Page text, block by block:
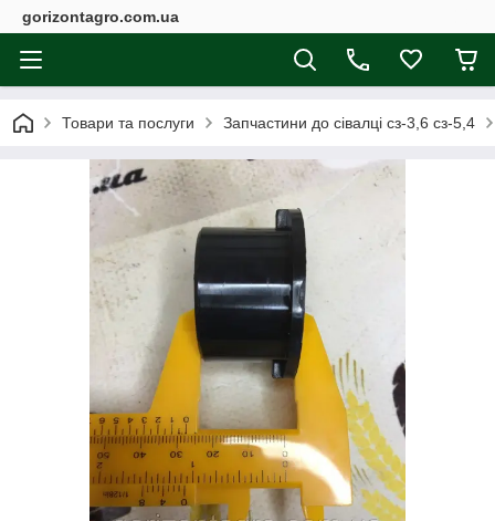
gorizontagro.com.ua
Товари та послуги Запчастини до сівалці сз-3,6 сз-5,4